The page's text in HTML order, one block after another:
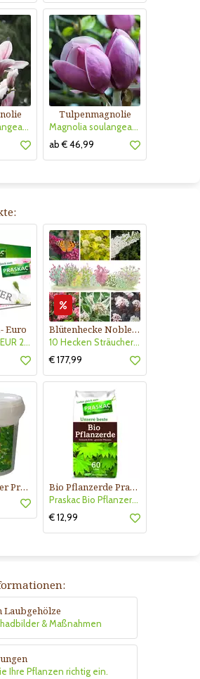
Magnolia soulangeana
Tulpenmagnolie
Magnolia soulangeana 'Lennei'
ab € 46,99
Euro
Gutscheinkauf EUR 20.-
Blütenhecke Nobless-Kollektion Nr. 402
10 Hecken Sträucher - für 10 lfm Blütenhecke - Blühend März - Oktober
€ 177,99
Langzeitdünger Praskac Bio Pflanzerde Praskac
Praskac Bio Pflanzerde
€ 12,99
Laubgehölze
& Maßnahmen
Ihre Pflanzen richtig ein.